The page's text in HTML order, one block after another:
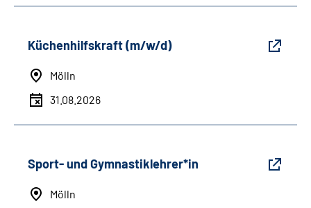
Küchenhilfskraft (m/w/d)
Mölln
31.08.2026
Sport- und Gymnastiklehrer*in
Mölln